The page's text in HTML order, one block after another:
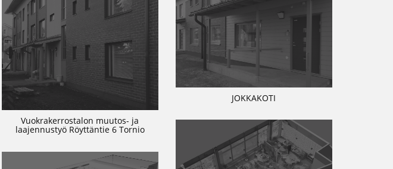
Vuokrakerrostalon muutos- ja
laajennustyö Röyttäntie 6 Tornio
JOKKAKOTI